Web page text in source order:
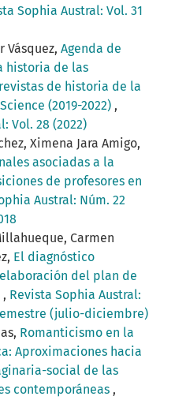
Sophia Austral: Vol. 31
Vásquez, Agenda de
historia de las
de historia de la
(2019-2022) ,
Vol. 28 (2022)
Ximena Jara Amigo,
asociadas a la
de profesores en
Austral: Núm. 22
Carmen
El diagnóstico
del plan de
, Revista Sophia Austral:
(julio-diciembre)
Romanticismo en la
Aproximaciones hacia
social de las
contemporáneas ,